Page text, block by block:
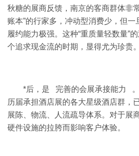
秋糖的展商反馈，南京的客商群体非
账本”的行家多，冲动型消费少，但
履约能力极强。这种“重质量轻数量”
个追求现金流的时期，显得尤为珍贵。
*后，是 完善的会展承接能力
历届承担酒店展的各大星级酒店群，
展陈、物流、人流疏导体系。对于展
硬件设施的拉胯而影响客户体验。